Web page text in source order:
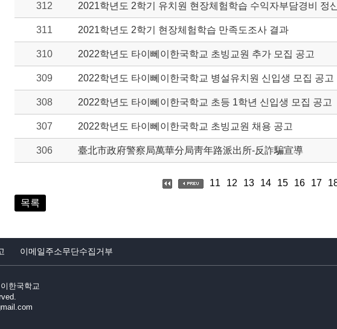
312 2021학년도 2학기 유치원 현장체험학습 수익자부담경비 정
311 2021학년도 2학기 현장체험학습 만족도조사 결과
310 2022학년도 타이뻬이한국학교 초빙교원 추가 모집 공고
309 2022학년도 타이뻬이한국학교 병설유치원 신입생 모집 공고
308 2022학년도 타이뻬이한국학교 초등 1학년 신입생 모집 공고
307 2022학년도 타이뻬이한국학교 초빙교원 채용 공고
306 臺北市政府警察局萬華分局靑年路派出所-反詐騙宣導
11 12 13 14 15 16 17
목록
이메일주소무단수집거부
한국학교